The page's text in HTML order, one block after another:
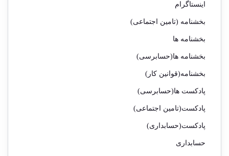
اینستاگرام
بخشنامه (تامین اجتماعی)
بخشنامه ها
بخشنامه ها(حسابرسی)
بخشنامه(قوانین کار)
پادکست ها(حسابرسی)
پادکست(تامین اجتماعی)
پادکست(حسابداری)
حسابداری